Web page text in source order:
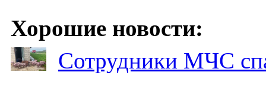
Хорошие новости:
Сотрудники МЧС